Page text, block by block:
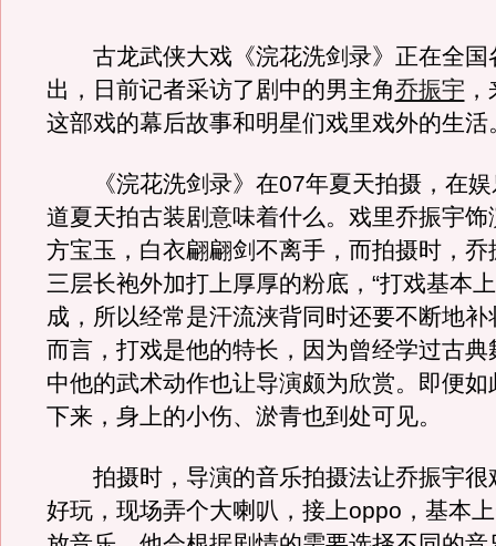
古龙武侠大戏《浣花洗剑录》正在全国
出，日前记者采访了剧中的男主角乔振宇
这部戏的幕后故事和明星们戏里戏外的生活
《浣花洗剑录》在07年夏天拍摄，在娱
道夏天拍古装剧意味着什么。戏里乔振宇饰
方宝玉，白衣翩翩剑不离手，而拍摄时，乔
三层长袍外加打上厚厚的粉底，“打戏基本
成，所以经常是汗流浃背同时还要不断地补
而言，打戏是他的特长，因为曾经学过古典
中他的武术动作也让导演颇为欣赏。即便如
下来，身上的小伤、淤青也到处可见。
拍摄时，导演的音乐拍摄法让乔振宇很
好玩，现场弄个大喇叭，接上oppo，基本